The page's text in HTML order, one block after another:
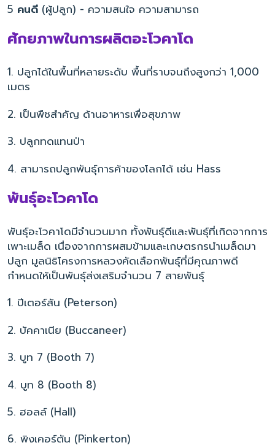
5 คนดี (ผู้ปลูก) - ความสนใจ ความสามารถ
ศักยภาพในการผลิตอะโวคาโด
1. ปลูกได้ในพื้นที่หลายระดับ พื้นที่ราบจนถึงสูงกว่า 1,000
เมตร
2. เป็นพืชสำคัญ ด้านอาหารเพื่อสุขภาพ
3. ปลูกทดแทนป่า
4. สามารถปลูกพันธุ์การค้าของโลกได้ เช่น Hass
พันธุ์อะโวคาโด
พันธุ์อะโวคาโดมีจำนวนมาก ทั้งพันธุ์ดีและพันธุ์ที่เกิดจากการ
เพาะเมล็ด เนื่องจากการผสมข้ามและเกษตรกรนำเมล็ดมา
ปลูก มูลนิธิโครงการหลวงคัดเลือกพันธุ์ที่มีคุณภาพดี
กำหนดให้เป็นพันธุ์ส่งเสริมจำนวน 7 สายพันธุ์
1. ปีเตอร์สัน (Peterson)
2. บัคคาเนีย (Buccaneer)
3. บูท 7 (Booth 7)
4. บูท 8 (Booth 8)
5. ฮอลล์ (Hall)
6. พิงเคอร์ตัน (Pinkerton)